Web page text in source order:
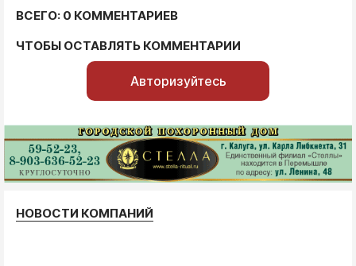
ВСЕГО: 0 КОММЕНТАРИЕВ
ЧТОБЫ ОСТАВЛЯТЬ КОММЕНТАРИИ
Авторизуйтесь
НОВОСТИ КОМПАНИЙ